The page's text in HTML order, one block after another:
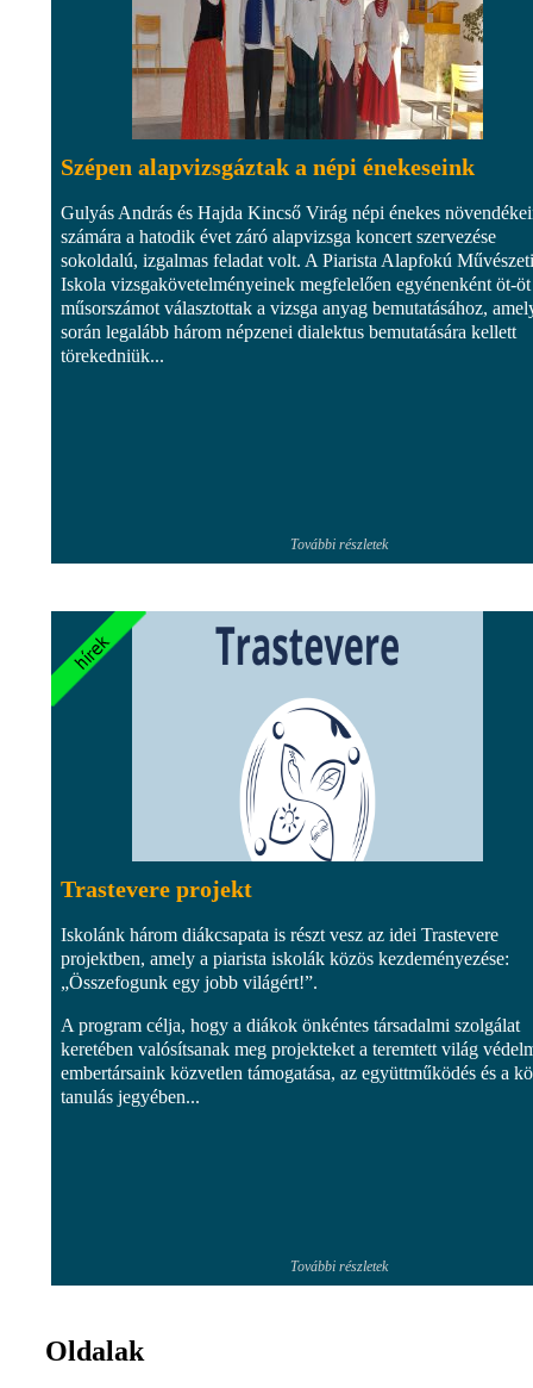
Szépen alapvizsgáztak a népi énekeseink
Gulyás András és Hajda Kincső Virág népi énekes
számára a hatodik évet záró alapvizsga koncert szervezése
sokoldalú, izgalmas feladat volt. A Piarista Alapfokú Művészeti
Iskola vizsgakövetelményeinek megfelelően egyénenként öt-öt
műsorszámot választottak a vizsga anyag bemutatásához,
során legalább három népzenei dialektus bemutatására kellett
törekedniük...
További részletek
Trastevere projekt
Iskolánk három diákcsapata is részt vesz az idei Trastevere
projektben, amely a piarista iskolák közös kezdeményezése:
„Összefogunk egy jobb világért!”.
A program célja, hogy a diákok önkéntes társadalmi szolgálat
keretében valósítsanak meg projekteket a teremtett világ
embertársaink közvetlen támogatása, az együttműködés és a
tanulás jegyében...
További részletek
Oldalak